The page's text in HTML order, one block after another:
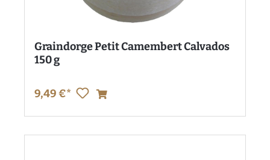
Graindorge Petit Camembert Calvados
150 g
9,49 €*